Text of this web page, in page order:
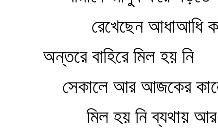
রেখেছেন আধাআধি
অন্তরে বাহিরে মিল হয় নি
সেকালে আর আজকের
মিল হয় নি ব্যথায়